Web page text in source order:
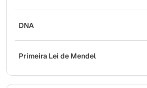
DNA
Primeira Lei de Mendel